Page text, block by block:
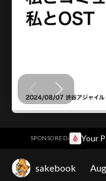
SPONSORED· Your
sakebook